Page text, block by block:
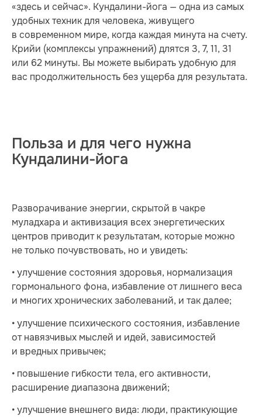
«здесь и сейчас». Кундалини-йога — одна из самых
удобных техник для человека, живущего
в современном мире, когда каждая минута на счету.
Крийи (комплексы упражнений) длятся 3, 7, 11, 31
или 62 минуты. Вы можете выбирать удобную для
вас продолжительность без ущерба для результата.
Польза и для чего нужна
Кундалини-йога
Разворачивание энергии, скрытой в чакре
муладхара и активизация всех энергетических
центров приводит к результатам, которые можно
не только почувствовать, но и увидеть:
• улучшение состояния здоровья, нормализация
гормонального фона, избавление от лишнего веса
и многих хронических заболеваний, и так далее;
• улучшение психического состояния, избавление
от навязчивых мыслей и идей, зависимостей
и вредных привычек;
• повышение гибкости тела, его активности,
расширение диапазона движений;
• улучшение внешнего вида: люди, практикующие